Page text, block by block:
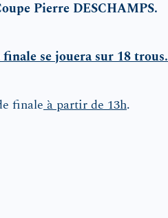
Pierre DESCHAMPS.
finale se jouera sur 18 trous.
finale à partir de 13h.